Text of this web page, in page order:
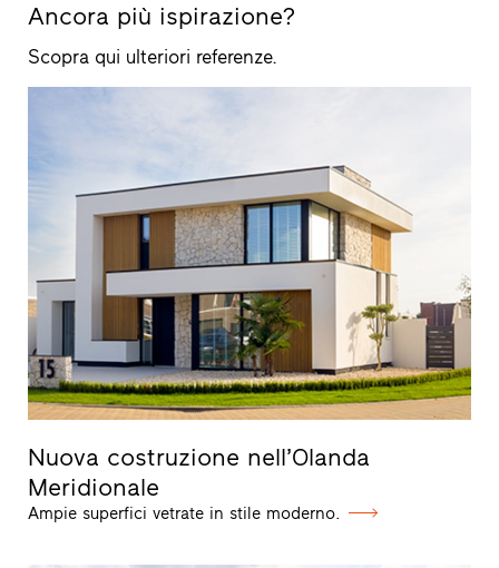
Ancora più ispirazione?
Scopra qui ulteriori referenze.
Nuova costruzione nell’Olanda
Meridionale
Ampie superfici vetrate in stile moderno.